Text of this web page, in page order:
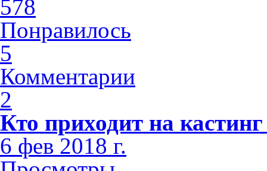
578
Понравилось
5
Комментарии
2
Кто приходит на
6 фев 2018 г.